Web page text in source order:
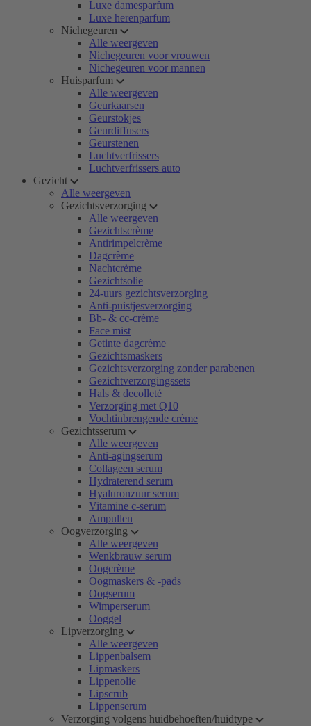
Luxe damesparfum
Luxe herenparfum
Nichegeuren
Alle weergeven
Nichegeuren voor vrouwen
Nichegeuren voor mannen
Huisparfum
Alle weergeven
Geurkaarsen
Geurstokjes
Geurdiffusers
Geurstenen
Luchtverfrissers
Luchtverfrissers auto
Gezicht
Alle weergeven
Gezichtsverzorging
Alle weergeven
Gezichtscrème
Antirimpelcrème
Dagcrème
Nachtcrème
Gezichtsolie
24-uurs gezichtsverzorging
Anti-puistjesverzorging
Bb- & cc-crème
Face mist
Getinte dagcrème
Gezichtsmaskers
Gezichtsverzorging zonder parabenen
Gezichtverzorgingssets
Hals & decolleté
Verzorging met Q10
Vochtinbrengende crème
Gezichtsserum
Alle weergeven
Anti-agingserum
Collageen serum
Hydraterend serum
Hyaluronzuur serum
Vitamine c-serum
Ampullen
Oogverzorging
Alle weergeven
Wenkbrauw serum
Oogcrème
Oogmaskers & -pads
Oogserum
Wimperserum
Ooggel
Lipverzorging
Alle weergeven
Lippenbalsem
Lipmaskers
Lippenolie
Lipscrub
Lippenserum
Verzorging volgens huidbehoeften/huidtype